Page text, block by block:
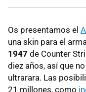
Os presentamos el
una skin para el
1947 de Counter
diez años, así que
ultrarara. Las
21 millones, como